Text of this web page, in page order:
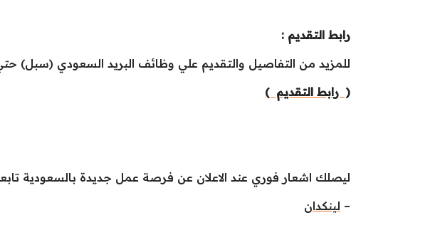
رابط التقديم :
للمزيد من التفاصيل والتقديم علي وظائف البريد السعودي (سبل)
( رابط التقديم )
ليصلك اشعار فوري عند الاعلان عن فرصة عمل جديدة بالسعودية
– لينكدان